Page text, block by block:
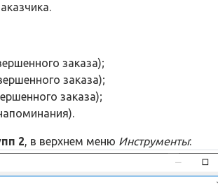
заказа);
заказа);
заказа);
2, в верхнем меню Инструменты: